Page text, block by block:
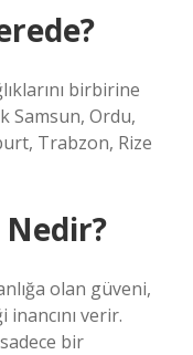
birbirine
Samsun, Ordu,
Trabzon, Rize
olan güveni,
inancını verir.
bir